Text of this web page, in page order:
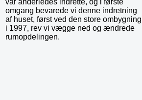
var anderledes indrette, og i første
omgang bevarede vi denne indretning
af huset, først ved den store ombygning
i 1997, rev vi vægge ned og ændrede
rumopdelingen.